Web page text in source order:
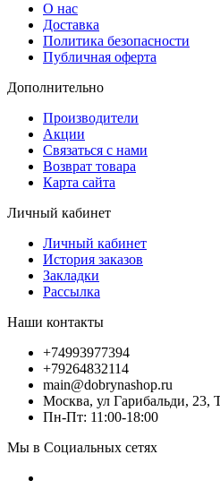
О нас
Доставка
Политика безопасности
Публичная оферта
Дополнительно
Производители
Акции
Связаться с нами
Возврат товара
Карта сайта
Личный кабинет
Личный кабинет
История заказов
Закладки
Рассылка
Наши контакты
+74993977394
+79264832114
main@dobrynashop.ru
Москва, ул Гарибальди, 23,
Пн-Пт: 11:00-18:00
Мы в Социальных сетях